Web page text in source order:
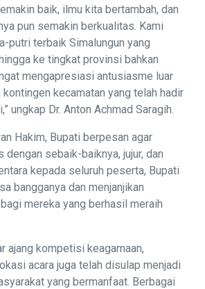
baik, ilmu kita bertambah, dan
pun semakin berkualitas. Kami
putri terbaik Simalungun yang
ke tingkat provinsi bahkan
mengapresiasi antusiasme luar
kecamatan yang telah hadir
ungkap Dr. Anton Achmad Saragih.
Hakim, Bupati berpesan agar
dengan sebaik-baiknya, jujur, dan
kepada seluruh peserta, Bupati
bangganya dan menjanjikan
mereka yang berhasil meraih
ajang kompetisi keagamaan,
acara juga telah disulap menjadi
yang bermanfaat. Berbagai